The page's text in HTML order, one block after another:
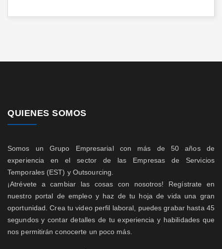
QUIENES SOMOS
Somos un Grupo Empresarial con más de 50 años de
experiencia en el sector de las Empresas de Servicios
Temporales (EST) y Outsourcing.
¡Atrévete a cambiar las cosas con nosotros! Regístrate en
nuestro portal de empleo y haz de tu hoja de vida una gran
oportunidad. Crea tu video perfil laboral, puedes grabar hasta 45
segundos y contar detalles de tu experiencia y habilidades que
nos permitirán conocerte un poco más.